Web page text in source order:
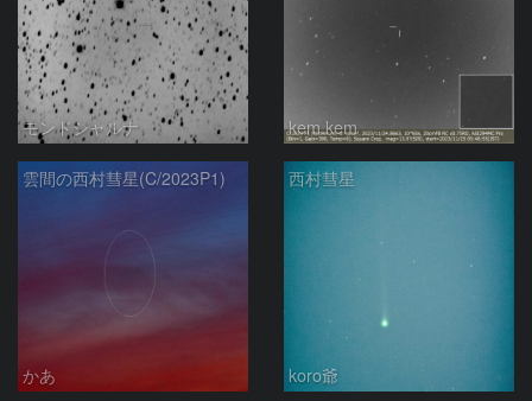
モンドシャルナ kem.kem
雲間の西村彗星(C/2023P1)
かあ
西村彗星
koro爺